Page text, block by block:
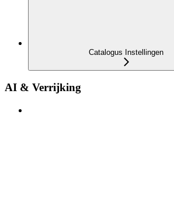
Catalogus Instellingen
AI & Verrijking